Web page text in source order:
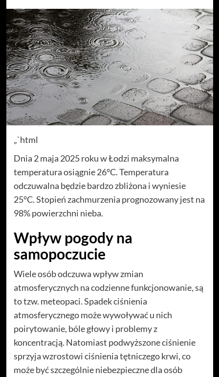
„`html
Dnia 2 maja 2025 roku w Łodzi maksymalna
temperatura osiągnie 26°C. Temperatura
odczuwalna będzie bardzo zbliżona i wyniesie
25°C. Stopień zachmurzenia prognozowany jest na
98% powierzchni nieba.
Wpływ pogody na
samopoczucie
Wiele osób odczuwa wpływ zmian
atmosferycznych na codzienne funkcjonowanie, są
to tzw. meteopaci. Spadek ciśnienia
atmosferycznego może wywoływać u nich
poirytowanie, bóle głowy i problemy z
koncentracją. Natomiast podwyższone ciśnienie
sprzyja wzrostowi ciśnienia tętniczego krwi, co
może być szczególnie niebezpieczne dla osób